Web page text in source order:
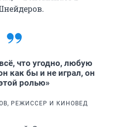
что угодно, любую
как бы и не играл, он
ролью»
РЕЖИССЕР И КИНОВЕД